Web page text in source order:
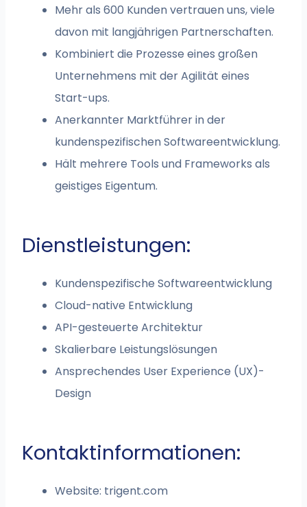
Mehr als 600 Kunden vertrauen uns, viele
davon mit langjährigen Partnerschaften.
Kombiniert die Prozesse eines großen
Unternehmens mit der Agilität eines
Start-ups.
Anerkannter Marktführer in der
kundenspezifischen Softwareentwicklung.
Hält mehrere Tools und Frameworks als
geistiges Eigentum.
Dienstleistungen:
Kundenspezifische Softwareentwicklung
Cloud-native Entwicklung
API-gesteuerte Architektur
Skalierbare Leistungslösungen
Ansprechendes User Experience (UX)-
Design
Kontaktinformationen:
Website: trigent.com